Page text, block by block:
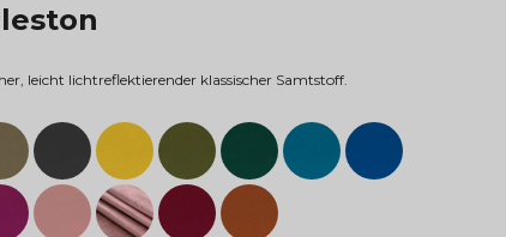
leicht lichtreflektierender klassischer Samtstoff.